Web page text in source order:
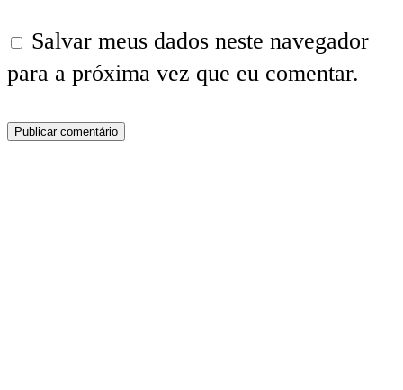
Salvar meus dados neste navegador
para a próxima vez que eu comentar.